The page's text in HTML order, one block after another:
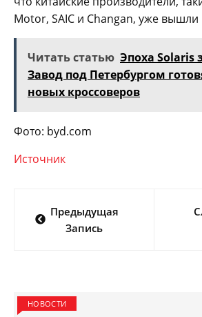
Motor, SAIC и Changan, уже вышли
Читать статью Эпоха Solaris
Завод под Петербургом
новых кроссоверов
Фото: byd.com
Источник
по
Предыдущая
Запись
НОВОСТИ